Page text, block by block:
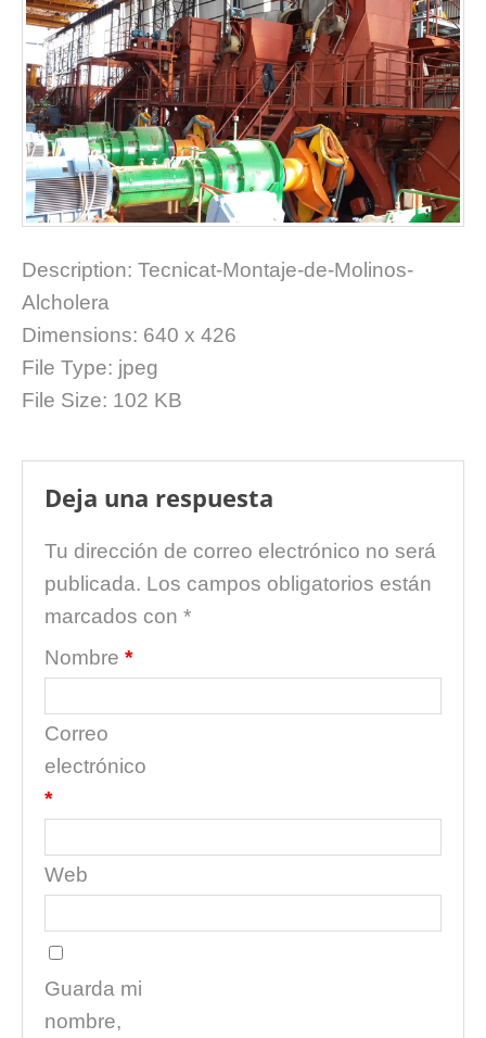
Description: Tecnicat-Montaje-de-Molinos-
Alcholera
Dimensions: 640 x 426
File Type: jpeg
File Size: 102 KB
Deja una respuesta
Tu dirección de correo electrónico no será
publicada. Los campos obligatorios están
marcados con *
Nombre *
Correo
electrónico
*
Web
Guarda mi
nombre,